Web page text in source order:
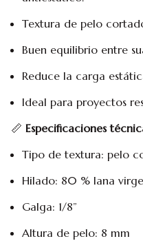
Textura de pelo
Buen equilibrio entre
Reduce la carga
Ideal para proyectos
📏 Especificaciones
Tipo de textura: pelo
Hilado: 80 % lana
Galga: 1/8”
Altura de pelo: 8 mm